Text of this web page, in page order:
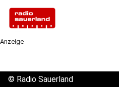
Anzeige
© Radio Sauerland